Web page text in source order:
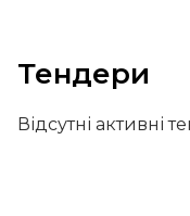
Тендери
Відсутні активні